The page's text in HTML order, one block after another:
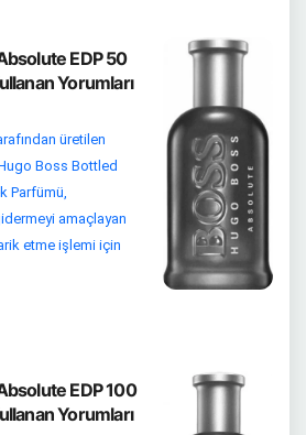
EDP 50
Yorumları
üretilen
Boss Bottled
Parfümü,
amaçlayan
etme işlemi için
EDP 100
Yorumları